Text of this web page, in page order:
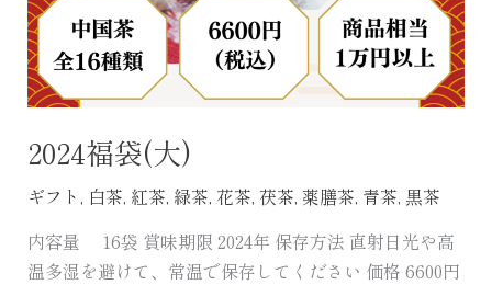
2024福袋(大)
ギフト, 白茶, 紅茶, 緑茶, 花茶, 茯茶, 薬膳茶, 青茶, 黒茶
内容量 16袋 賞味期限 2024年 保存方法 直射日光や高
温多湿を避けて、常温で保存してください 価格 6600円